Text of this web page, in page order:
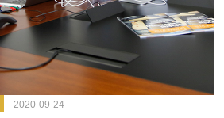
2020-09-24